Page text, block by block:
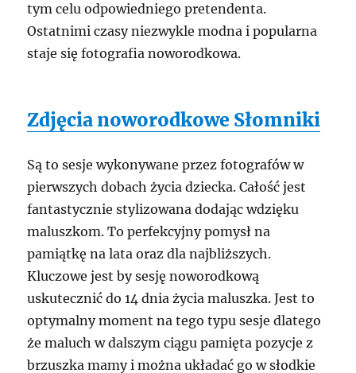
tym celu odpowiedniego pretendenta.
Ostatnimi czasy niezwykle modna i popularna
staje się fotografia noworodkowa.
Zdjęcia noworodkowe Słomniki
Są to sesje wykonywane przez fotografów w
pierwszych dobach życia dziecka. Całość jest
fantastycznie stylizowana dodając wdzięku
maluszkom. To perfekcyjny pomysł na
pamiątkę na lata oraz dla najbliższych.
Kluczowe jest by sesję noworodkową
uskutecznić do 14 dnia życia maluszka. Jest to
optymalny moment na tego typu sesje dlatego
że maluch w dalszym ciągu pamięta pozycje z
brzuszka mamy i można układać go w słodkie